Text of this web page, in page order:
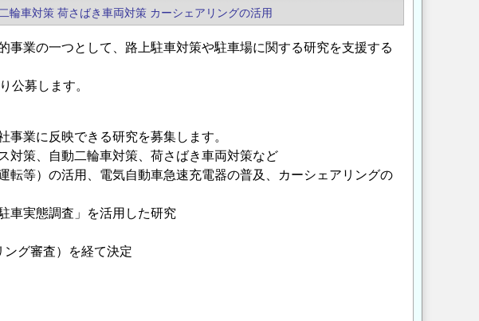
輪車対策 荷さばき車両対策 カーシェアリングの活用
事業の一つとして、路上駐車対策や駐車場に関する研究を支援する
公募します。
業に反映できる研究を募集します。
策、自動二輪車対策、荷さばき車両対策など
等）の活用、電気自動車急速充電器の普及、カーシェアリングの
実態調査」を活用した研究
グ審査）を経て決定